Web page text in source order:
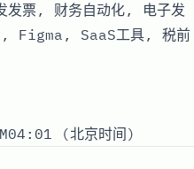
票, 财务自动化, 电子发
Figma, SaaS工具, 税前
(北京时间)